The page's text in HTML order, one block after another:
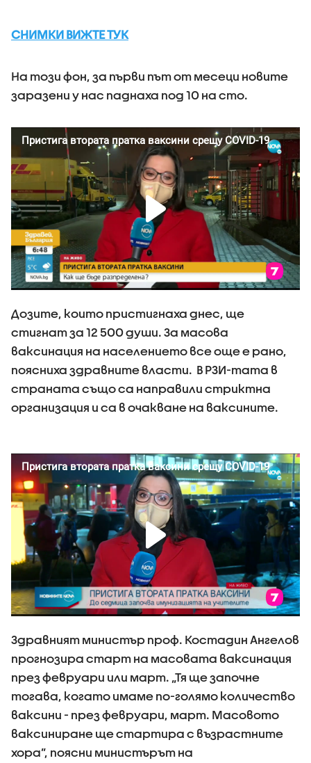
СНИМКИ ВИЖТЕ ТУК
На този фон, за първи път от месеци новите
заразени у нас паднаха под 10 на сто.
Дозите, които пристигнаха днес, ще
стигнат за 12 500 души. За масова
ваксинация на населението все още е рано,
поясниха здравните власти. В РЗИ-тата в
страната също са направили стриктна
организация и са в очакване на ваксините.
Здравният министър проф. Костадин Ангелов
прогнозира старт на масовата ваксинация
през февруари или март. „Тя ще започне
тогава, когато имаме по-голямо количество
ваксини - през февруари, март. Масовото
ваксиниране ще стартира с възрастните
хора”, поясни министърът на